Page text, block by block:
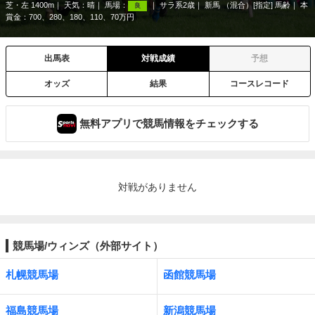
芝・左 1400m 天気： 晴 馬場： 良 サラ系2歳 新馬 （混合）[指定] 馬齢
本
賞金：700、280、180、110、70万円
出馬表 対戦成績 予想
オッズ 結果 コースレコード
無料アプリで競馬情報をチェックする
対戦がありません
競馬場/ウィンズ（外部サイト）
札幌競馬場 函館競馬場
福島競馬場 新潟競馬場